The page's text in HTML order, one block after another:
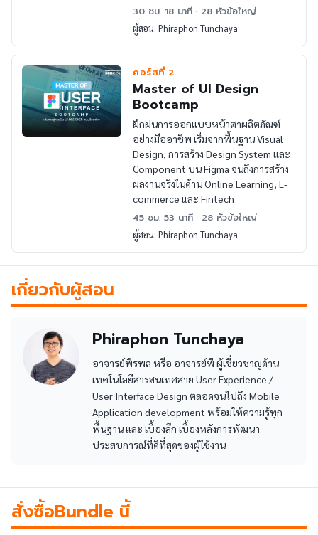
30 ชม. 18 นาที · 28 หัวข้อใหญ่
ผู้สอน: Phiraphon Tunchaya
คอร์สที่ 2
Master of UI Design
Bootcamp
ฝึกฝนการออกแบบหน้าตาผลิตภัณฑ์
อย่างมืออาชีพ เริ่มจากพื้นฐาน Visual
Design, การสร้าง Design System และ
Component บน Figma จนถึงการสร้าง
ผลงานจริงในด้าน Online Learning, E-
commerce และ Fintech
45 ชม. 53 นาที · 28 หัวข้อใหญ่
ผู้สอน: Phiraphon Tunchaya
เกี่ยวกับผู้สอน
Phiraphon Tunchaya
อาจารย์พีรพล หรือ อาจารย์พี ผู้เชี่ยวชาญด้าน
เทคโนโลยีสารสนเทศสาย User Experience /
User Interface Design ตลอดจนไปถึง Mobile
Application development พร้อมให้ความรู้ทุก
พื้นฐาน และ เบื้องลึก เบื้องหลังการพัฒนา
ประสบการณ์ที่ดีที่สุดของผู้ใช้งาน
สั่งซื้อBundle นี้